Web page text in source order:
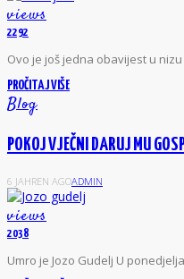
views
2292
Ovo je još jedna obavijest u
PROČITAJ VIŠE
Blog
POKOJ VJEČNI DARUJ MU
6 JAHREN AGOADMIN
views
2038
Umro je Jozo Gudelj U